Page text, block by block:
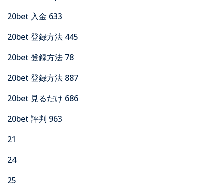
20bet 入金 633
20bet 登録方法 445
20bet 登録方法 78
20bet 登録方法 887
20bet 見るだけ 686
20bet 評判 963
21
24
25